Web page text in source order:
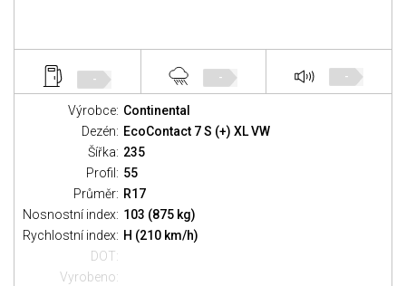
- - -
Výrobce: Continental
Dezén: EcoContact 7 S (+) XL VW
Šířka: 235
Profil: 55
Průměr: R17
Nosnostní index: 103 (875 kg)
Rychlostní index: H (210 km/h)
DOT:
Vyrobeno: